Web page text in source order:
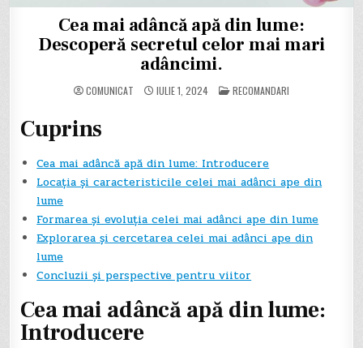
Cea mai adâncă apă din lume:
Descoperă secretul celor mai mari
adâncimi.
COMUNICAT IULIE 1, 2024 POSTED
IN
RECOMANDARI
Cuprins
Cea mai adâncă apă din lume: Introducere
Locația și caracteristicile celei mai adânci ape din
lume
Formarea și evoluția celei mai adânci ape din lume
Explorarea și cercetarea celei mai adânci ape din
lume
Concluzii și perspective pentru viitor
Cea mai adâncă apă din lume:
Introducere